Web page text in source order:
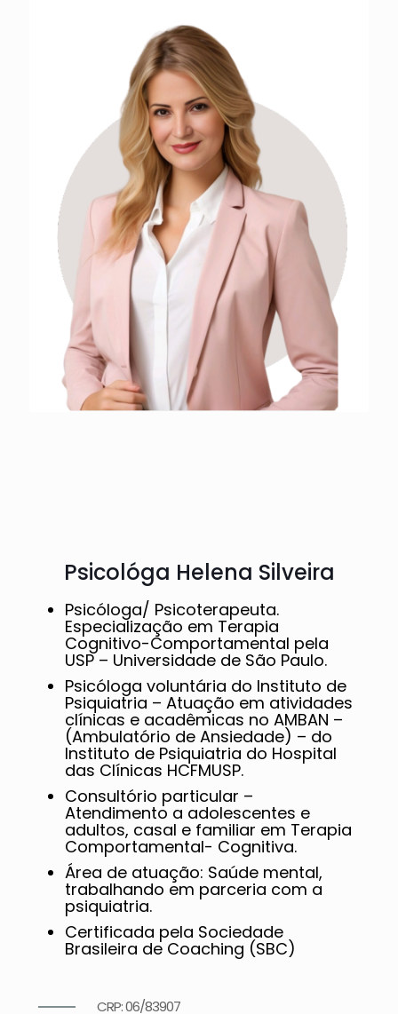
Psicológa Helena Silveira
Psicóloga/ Psicoterapeuta.
Especialização em Terapia
Cognitivo-Comportamental pela
USP – Universidade de São Paulo.
Psicóloga voluntária do Instituto de
Psiquiatria – Atuação em atividades
clínicas e acadêmicas no AMBAN –
(Ambulatório de Ansiedade) – do
Instituto de Psiquiatria do Hospital
das Clínicas HCFMUSP.
Consultório particular –
Atendimento a adolescentes e
adultos, casal e familiar em Terapia
Comportamental- Cognitiva.
Área de atuação: Saúde mental,
trabalhando em parceria com a
psiquiatria.
Certificada pela Sociedade
Brasileira de Coaching (SBC)
CRP: 06/83907